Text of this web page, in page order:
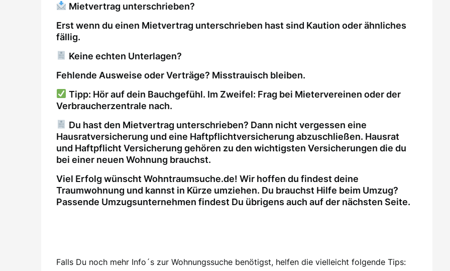
Mietvertrag unterschrieben?
Erst wenn du einen Mietvertrag unterschrieben hast sind Kaution oder ähnliches
fällig.
Keine echten Unterlagen?
Fehlende Ausweise oder Verträge? Misstrauisch bleiben.
Tipp: Hör auf dein Bauchgefühl. Im Zweifel: Frag bei Mietervereinen oder der
Verbraucherzentrale nach.
Du hast den Mietvertrag unterschrieben? Dann nicht vergessen eine
Hausratversicherung und eine Haftpflichtversicherung abzuschließen. Hausrat
und Haftpflicht Versicherung gehören zu den wichtigsten Versicherungen die du
bei einer neuen Wohnung brauchst.
Viel Erfolg wünscht Wohntraumsuche.de! Wir hoffen du findest deine
Traumwohnung und kannst in Kürze umziehen. Du brauchst Hilfe beim Umzug?
Passende Umzugsunternehmen findest Du übrigens auch auf der nächsten Seite.
Falls Du noch mehr Info´s zur Wohnungssuche benötigst, helfen die vielleicht folgende Tips: